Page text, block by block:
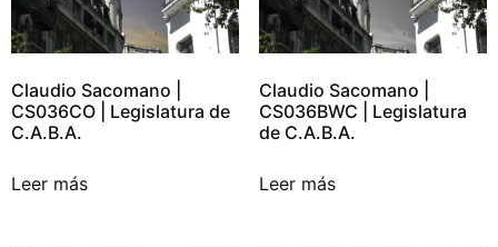
Claudio Sacomano |
CS036CO | Legislatura de
C.A.B.A.
Leer más
Claudio Sacomano |
CS036BWC | Legislatura
de C.A.B.A.
Leer más